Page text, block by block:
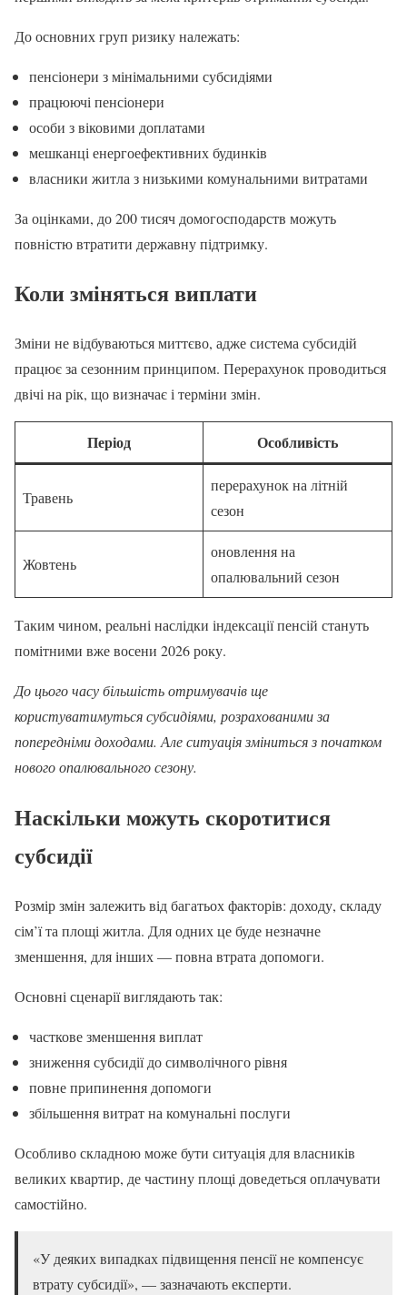
До основних груп ризику належать:
пенсіонери з мінімальними субсидіями
працюючі пенсіонери
особи з віковими доплатами
мешканці енергоефективних будинків
власники житла з низькими комунальними витратами
За оцінками, до 200 тисяч домогосподарств можуть
повністю втратити державну підтримку.
Коли зміняться виплати
Зміни не відбуваються миттєво, адже система субсидій
працює за сезонним принципом. Перерахунок проводиться
двічі на рік, що визначає і терміни змін.
Період Особливість
Травень
перерахунок на літній
сезон
Жовтень
оновлення на
опалювальний сезон
Таким чином, реальні наслідки індексації пенсій стануть
помітними вже восени 2026 року.
До цього часу більшість отримувачів ще
користуватимуться субсидіями, розрахованими за
попередніми доходами. Але ситуація зміниться з початком
нового опалювального сезону.
Наскільки можуть скоротитися
субсидії
Розмір змін залежить від багатьох факторів: доходу, складу
сім’ї та площі житла. Для одних це буде незначне
зменшення, для інших — повна втрата допомоги.
Основні сценарії виглядають так:
часткове зменшення виплат
зниження субсидії до символічного рівня
повне припинення допомоги
збільшення витрат на комунальні послуги
Особливо складною може бути ситуація для власників
великих квартир, де частину площі доведеться оплачувати
самостійно.
«У деяких випадках підвищення пенсії не компенсує
втрату субсидії», — зазначають експерти.